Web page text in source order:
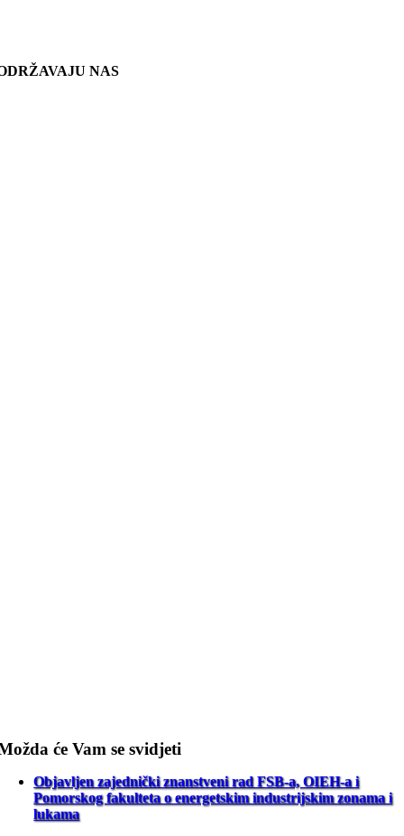
NAS
će Vam se svidjeti
Objavljen zajednički znanstveni rad FSB-a, OIEH-a i
Pomorskog fakulteta o energetskim industrijskim zonama i
lukama